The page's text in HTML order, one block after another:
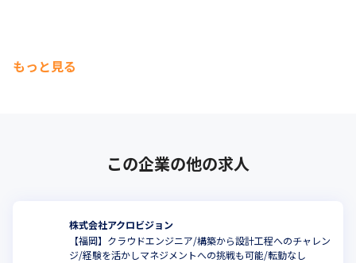
もっと見る
この企業の他の求人
株式会社アクロビジョン
【福岡】クラウドエンジニア/構築から設計工程へのチャレン
ジ/経験を活かしマネジメントへの挑戦も可能/転勤なし